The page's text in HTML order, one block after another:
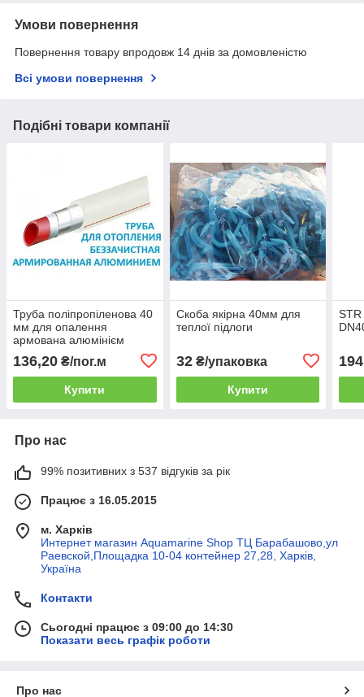
Умови повернення
Повернення товару впродовж 14 днів за домовленістю
Всі умови повернення
Подібні товари компанії
Труба поліпропіленова 40
мм для опалення
армована алюмінієм
136,20 ₴/пог.м
Купити
Скоба якірна 40мм для
теплої підлоги
32₴/упаковка
Купити
STR
Про нас
99% позитивних з 537 відгуків за рік
Працює з 16.05.2015
м. Харків
Интернет магазин Aquamarine Shop ТЦ Барабашово,ул
Раевской,Площадка 10-04 контейнер 27,28, Харків,
Україна
Контакти
Сьогодні працює з 09:00 до 14:30
Показати весь графік роботи
Про нас